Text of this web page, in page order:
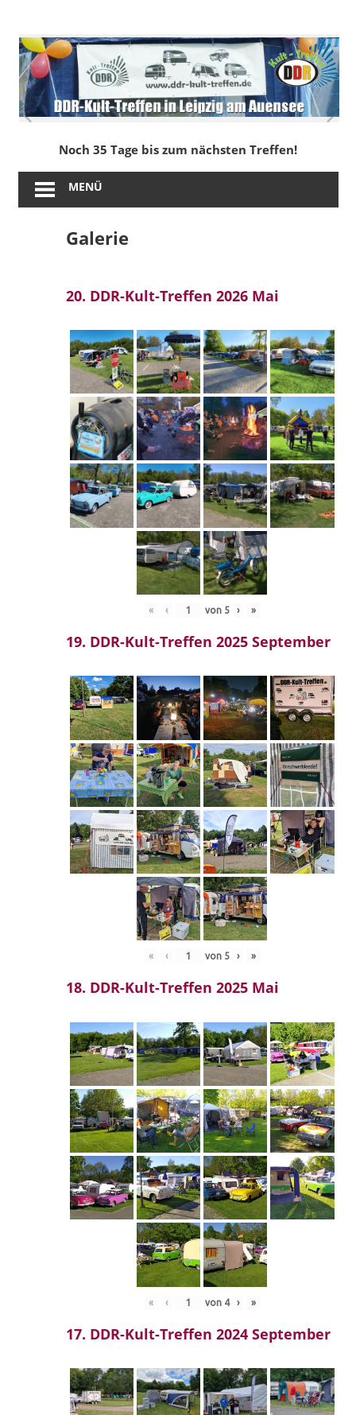
springen
DDR-
Kult-
Treffen
in
Leipzig
am
Noch 35 Tage bis zum nächsten Treffen!
MENÜ
Galerie
20. DDR-Kult-Treffen 2026 Mai
« ‹ von 5 › »
19. DDR-Kult-Treffen 2025 September
« ‹ von 5 › »
18. DDR-Kult-Treffen 2025 Mai
« ‹ von 4 › »
17. DDR-Kult-Treffen 2024 September